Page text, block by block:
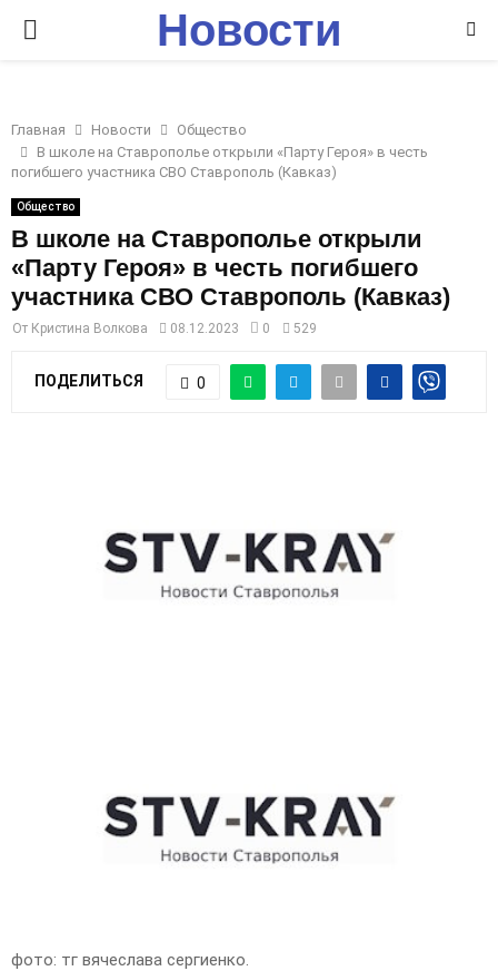
P
I
M
A
R
Y
Новости
Главная Новости
Общество
В школе на Ставрополье открыли «Парту Героя» в честь
погибшего участника СВО Ставрополь (Кавказ)
Общество
В школе на Ставрополье открыли
«Парту Героя» в честь погибшего
участника СВО Ставрополь (Кавказ)
От Кристина Волкова 08.12.2023 0 529
ПОДЕЛИТЬСЯ 0
фото: тг вячеслава сергиенко.